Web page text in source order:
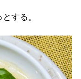
する。